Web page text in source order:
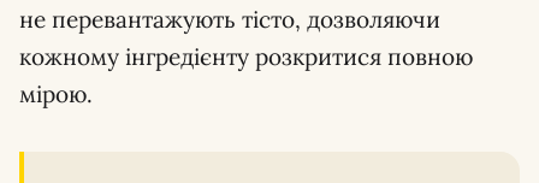
не перевантажують тісто, дозволяючи
кожному інгредієнту розкритися повною
мірою.